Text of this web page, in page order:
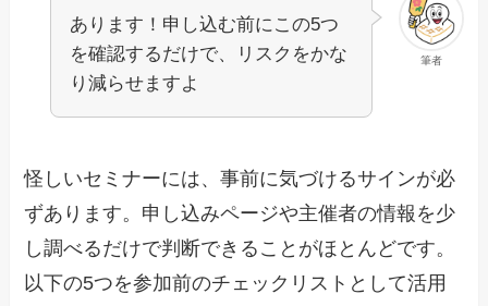
筆者
あります！申し込む前にこの5つ
を確認するだけで、リスクをかな
り減らせますよ
怪しいセミナーには、事前に気づけるサインが必
ずあります。申し込みページや主催者の情報を少
し調べるだけで判断できることがほとんどです。
以下の5つを参加前のチェックリストとして活用